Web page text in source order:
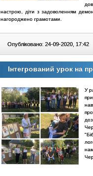
настрою, діти з задоволенням
нагороджено грамотами.
Опубліковано: 24-09-2020, 17:42
Інтегрований урок на
У